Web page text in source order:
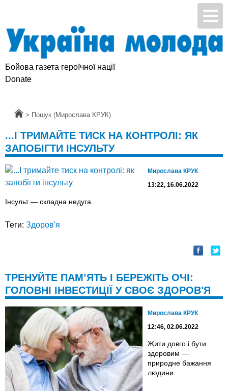
Бойова газета героїчної нації
Donate
Головна
> Пошук (Мирослава КРУК)
...І ТРИМАЙТЕ ТИСК НА КОНТРОЛІ: ЯК
ЗАПОБІГТИ ІНСУЛЬТУ
Мирослава КРУК
13:22, 16.06.2022
Інсульт — складна недуга.
Теги: Здоров'я
ТРЕНУЙТЕ ПАМ’ЯТЬ І БЕРЕЖІТЬ ОЧІ:
ГОЛОВНІ ІНВЕСТИЦІЇ У СВОЄ ЗДОРОВ'Я
Мирослава КРУК
12:46, 02.06.2022
Жити довго і бути
здоровим —
природне бажання
людини.